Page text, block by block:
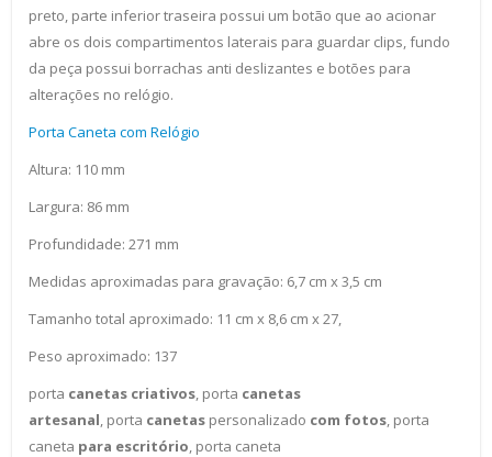
preto, parte inferior traseira possui um botão que ao acionar
abre os dois compartimentos laterais para guardar clips, fundo
da peça possui borrachas anti deslizantes e botões para
alterações no relógio.
Porta Caneta com Relógio
Altura: 110 mm
Largura: 86 mm
Profundidade: 271 mm
Medidas aproximadas para gravação: 6,7 cm x 3,5 cm
Tamanho total aproximado: 11 cm x 8,6 cm x 27,
Peso aproximado: 137
porta canetas criativos, porta canetas
artesanal, porta canetas personalizado com fotos, porta
caneta para escritório, porta caneta